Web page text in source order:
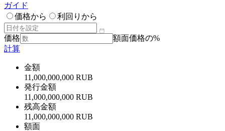
ガイド
価格から
利回りから
価格
額面価格の%
計算
金額
11,000,000,000 RUB
発行金額
11,000,000,000 RUB
残高金額
11,000,000,000 RUB
額面